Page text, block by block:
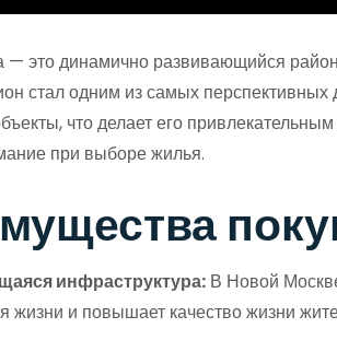
это динамично развивающийся
стал одним из самых
что делает его
при выборе жилья.
инфраструктура: В Новой
жизни и повышает качество жизни